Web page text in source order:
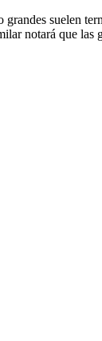
suelen
notará que las